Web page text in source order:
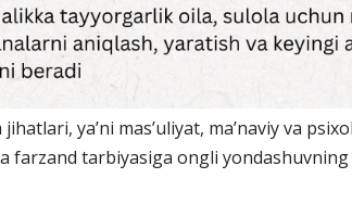
ya’ni mas’uliyat, ma’naviy va
farzand tarbiyasiga ongli